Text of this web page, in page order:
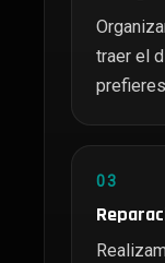
traer el
03